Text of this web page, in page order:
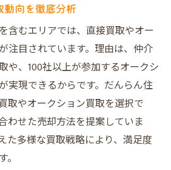
形式で高値売却が目指せる理
買取業者ランキングと選び方
手続きと必要な準備を解説
の多様な売却方法の魅力
で後悔しないためのポイント
るだんらん住宅の強み
向を徹底分析
含むエリアでは、直接買取やオー
注目されています。理由は、仲介
や、100社以上が参加するオークシ
実現できるからです。だんらん住
取やオークション買取を選択で
わせた売却方法を提案していま
た多様な買取戦略により、満足度